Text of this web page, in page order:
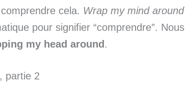
cela. Wrap my mind around
pour signifier “comprendre”.
my head around .
partie 2